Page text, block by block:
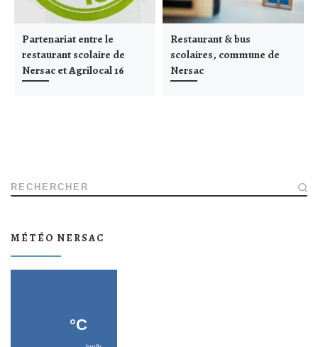
Partenariat entre le
restaurant scolaire de
Nersac et Agrilocal 16
Restaurant & bus
scolaires, commune de
Nersac
RECHERCHER
MÉTÉO NERSAC